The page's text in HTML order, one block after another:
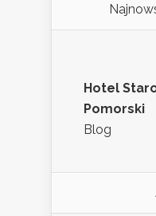
Hotel
Pomorski
Blog